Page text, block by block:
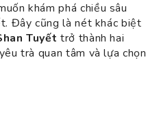
khám phá chiều sâu
Đây cũng là nét khác biệt
Tuyết trở thành hai
trà quan tâm và lựa chọn